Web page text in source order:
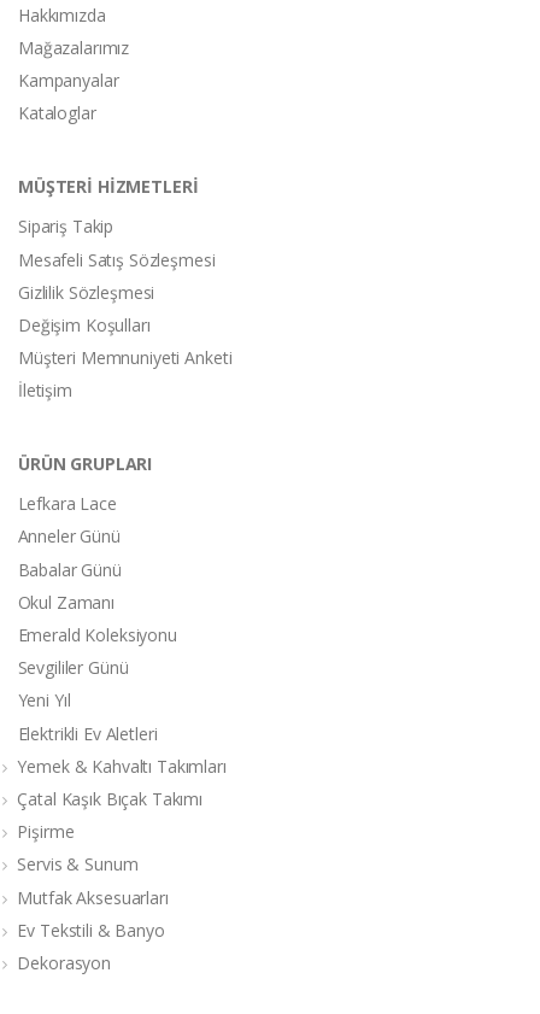
Hakkımızda
Mağazalarımız
Kampanyalar
Kataloglar
MÜŞTERİ HİZMETLERİ
Sipariş Takip
Mesafeli Satış Sözleşmesi
Gizlilik Sözleşmesi
Değişim Koşulları
Müşteri Memnuniyeti Anketi
İletişim
ÜRÜN GRUPLARI
Lefkara Lace
Anneler Günü
Babalar Günü
Okul Zamanı
Emerald Koleksiyonu
Sevgililer Günü
Yeni Yıl
Elektrikli Ev Aletleri
Yemek & Kahvaltı Takımları
Çatal Kaşık Bıçak Takımı
Pişirme
Servis & Sunum
Mutfak Aksesuarları
Ev Tekstili & Banyo
Dekorasyon